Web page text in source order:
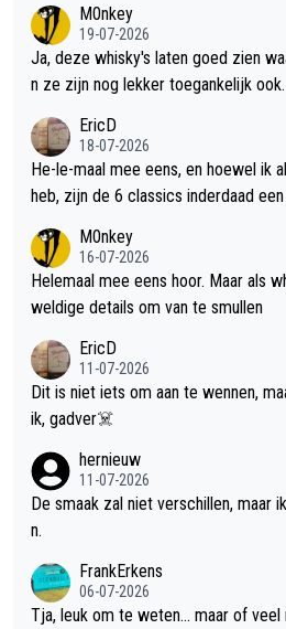
M0nkey
19-07-2026
Ja, deze whisky's laten goed zien
n ze zijn nog lekker toegankelijk ook.
EricD
18-07-2026
He-le-maal mee eens, en hoewel ik
heb, zijn de 6 classics inderdaad
M0nkey
16-07-2026
Helemaal mee eens hoor. Maar als
weldige details om van te smullen
EricD
11-07-2026
Dit is niet iets om aan te wennen,
ik, gadver☠️
hernieuw
11-07-2026
De smaak zal niet verschillen, maar
n.
FrankErkens
06-07-2026
Tja, leuk om te weten... maar of veel